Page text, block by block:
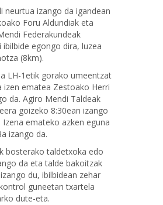
neurtua izango da igandean
Foru Aldundiak eta
Federakundeak
egongo dira, luzea
(8km).
LH-1etik gorako umeentzat
izen ematea Zestoako Herri
da. Agiro Mendi Taldeak
goizeko 8:30ean izango
Izena emateko azken eguna
izango da.
bosterako taldetxoka edo
da eta talde bakoitzak
du, ibilbidean zehar
guneetan txartela
dute-eta.